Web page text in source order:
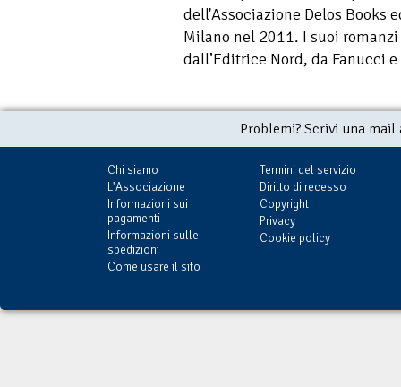
dell'Associazione Delos Books
Milano nel 2011. I suoi
dall’Editrice Nord, da Fanucci
Problemi? Scrivi una
Chi siamo
L'Associazione
Informazioni sui
pagamenti
Informazioni sulle
spedizioni
Come usare il sito
Termini del servizio
Diritto di recesso
Copyright
Privacy
Cookie policy